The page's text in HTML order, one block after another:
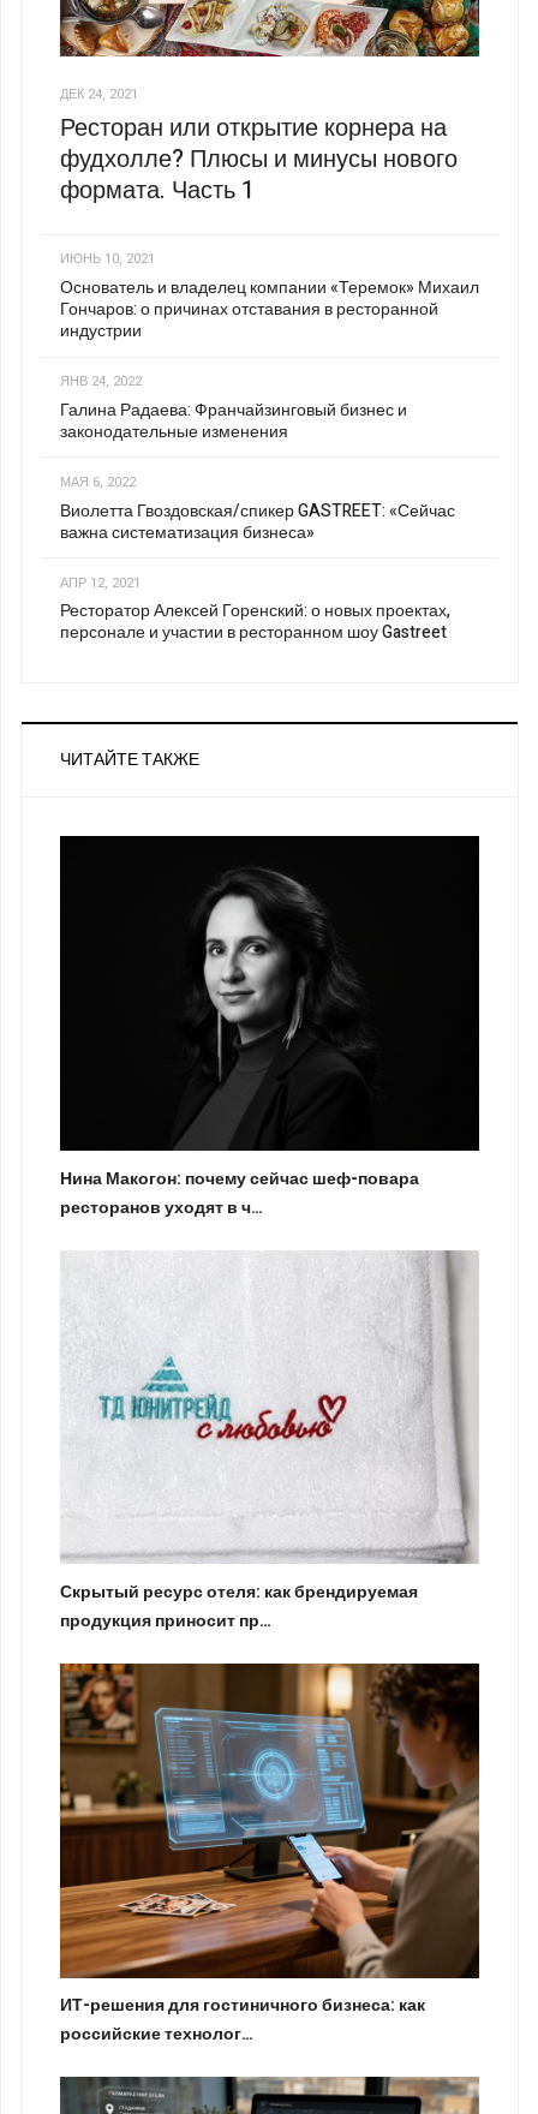
ДЕК 24, 2021
Ресторан или открытие корнера на
фудхолле? Плюсы и минусы нового
формата. Часть 1
ИЮНЬ 10, 2021
Основатель и владелец компании «Теремок» Михаил
Гончаров: о причинах отставания в ресторанной
индустрии
ЯНВ 24, 2022
Галина Радаева: Франчайзинговый бизнес и
законодательные изменения
МАЯ 6, 2022
Виолетта Гвоздовская/спикер GASTREET: «Сейчас
важна систематизация бизнеса»
АПР 12, 2021
Ресторатор Алексей Горенский: о новых проектах,
персонале и участии в ресторанном шоу Gastreet
ЧИТАЙТЕ ТАКЖЕ
Нина Макогон: почему сейчас шеф-повара
ресторанов уходят в ч…
Скрытый ресурс отеля: как брендируемая
продукция приносит пр…
ИТ-решения для гостиничного бизнеса: как
российские технолог…